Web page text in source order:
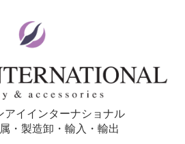
アイインターナショナル
・製造卸・輸入・輸出